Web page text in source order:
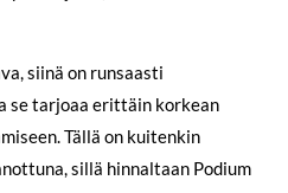
siinä on runsaasti
se tarjoaa erittäin korkean
Tällä on kuitenkin
sillä hinnaltaan Podium